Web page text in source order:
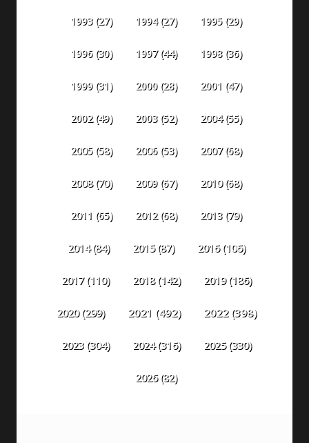
1993(27) 1994(27) 1995(29)
1996(30) 1997(44) 1998(36)
1999(31) 2000(28) 2001 (47)
2002(49) 2003(52) 2004(55)
2005(58) 2006(53) 2007(68)
2008(70) 2009(67) 2010(68)
2011 (65) 2012(68) 2013(79)
2014(84) 2015(87) 2016(106)
2017(110) 2018(142) 2019(186)
2020(299) 2021 (492) 2022(398)
2023(304) 2024(316) 2025(330)
2026(82)